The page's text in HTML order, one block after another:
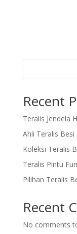
Recent
Teralis Jendela
Ahli Teralis
Koleksi Teralis
Teralis Pintu
Pilihan Teralis
Recent
No comments